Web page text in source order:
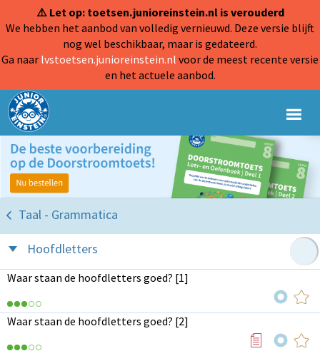
⚠️ Let op: toetsen.junioreinstein.nl is verouderd
We hebben het aanbod van volledig vernieuwd. Deze versie blijft
nog wel beschikbaar, maar is gedateerd.
Ga naar lvstoetsen.junioreinstein.nl voor de meest recente versie
en het actuele aanbod.
Taal - Grammatica
Hoofdletters
Waar staan de hoofdletters goed? [1]
Waar staan de hoofdletters goed? [2]